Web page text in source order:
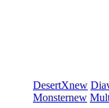
DesertXnew
Monsternew